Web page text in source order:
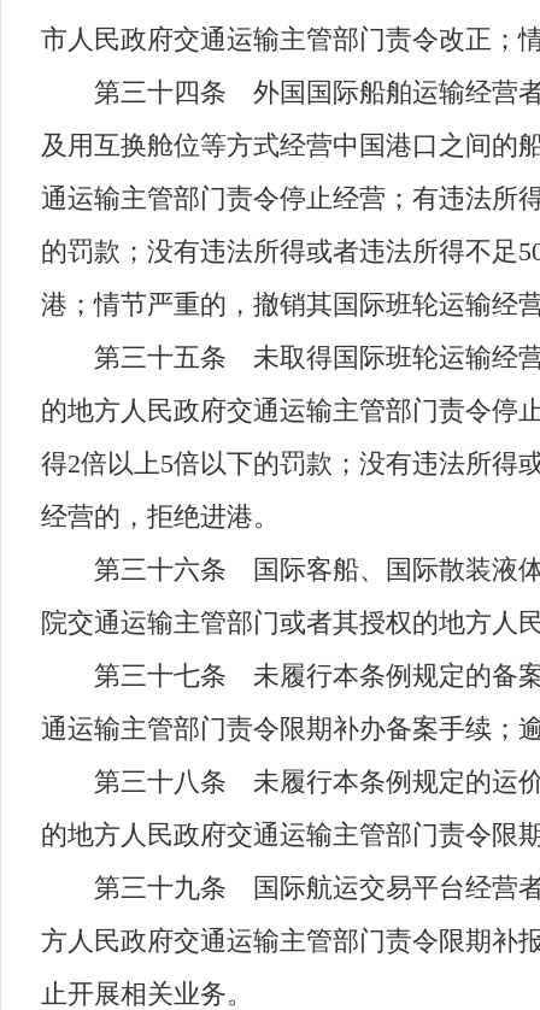
市人民政府交通运输主管部门责令改正；
第三十四条 外国国际船舶运输经营者
及用互换舱位等方式经营中国港口之间的
通运输主管部门责令停止经营；有违法所
的罚款；没有违法所得或者违法所得不足
港；情节严重的，撤销其国际班轮运输经
第三十五条 未取得国际班轮运输经营
的地方人民政府交通运输主管部门责令停
得2倍以上5倍以下的罚款；没有违法所得
经营的，拒绝进港。
第三十六条 国际客船、国际散装液体
院交通运输主管部门或者其授权的地方人
第三十七条 未履行本条例规定的备案
通运输主管部门责令限期补办备案手续；
第三十八条 未履行本条例规定的运价
的地方人民政府交通运输主管部门责令限
第三十九条 国际航运交易平台经营者
方人民政府交通运输主管部门责令限期补
止开展相关业务。